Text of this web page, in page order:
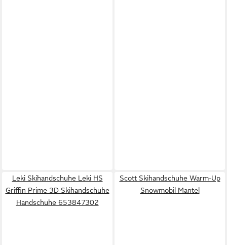
Leki Skihandschuhe Leki HS
Griffin Prime 3D Skihandschuhe
Handschuhe 653847302
Scott Skihandschuhe Warm-Up
Snowmobil Mantel